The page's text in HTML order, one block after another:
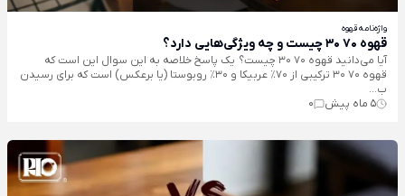
واژه‌نامه قهوه
قهوه 70 30 چیست و چه ویژگی‌هایی دارد؟
آیا می‌دانید قهوه 70 30 چیست؟ یک پاسخ خلاصه به این سوال این است که
قهوه 70 30 ترکیبی از ۷۰٪ عربیکا و ۳۰٪ روبوستا (یا برعکس) است که برای رسیدن
ب...
5 ماه پیش
0